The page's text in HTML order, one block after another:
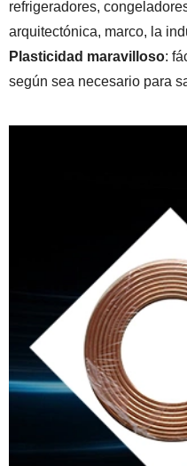
refrigeradores,
arquitectónica, marco, la
Plasticidad maravilloso:
según sea necesario para